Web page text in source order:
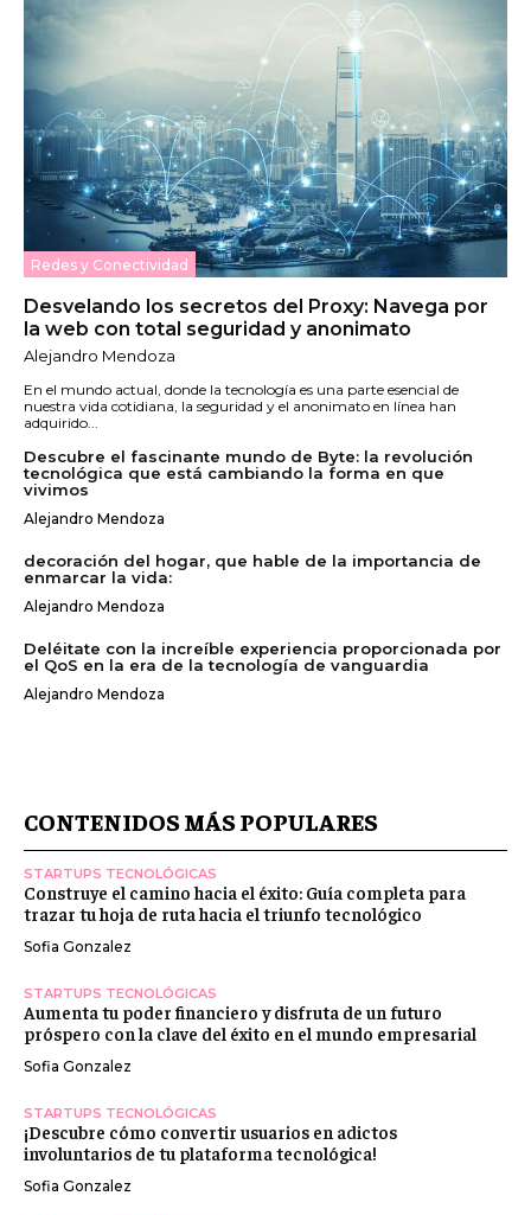
Redes y Conectividad
Desvelando los secretos del Proxy: Navega por
la web con total seguridad y anonimato
Alejandro Mendoza
En el mundo actual, donde la tecnología es una parte esencial de
nuestra vida cotidiana, la seguridad y el anonimato en línea han
adquirido...
Descubre el fascinante mundo de Byte: la revolución
tecnológica que está cambiando la forma en que
vivimos
Alejandro Mendoza
decoración del hogar, que hable de la importancia de
enmarcar la vida:
Alejandro Mendoza
Deléitate con la increíble experiencia proporcionada por
el QoS en la era de la tecnología de vanguardia
Alejandro Mendoza
CONTENIDOS MÁS POPULARES
STARTUPS TECNOLÓGICAS
Construye el camino hacia el éxito: Guía completa para
trazar tu hoja de ruta hacia el triunfo tecnológico
Sofia Gonzalez
STARTUPS TECNOLÓGICAS
Aumenta tu poder financiero y disfruta de un futuro
próspero con la clave del éxito en el mundo empresarial
Sofia Gonzalez
STARTUPS TECNOLÓGICAS
¡Descubre cómo convertir usuarios en adictos
involuntarios de tu plataforma tecnológica!
Sofia Gonzalez